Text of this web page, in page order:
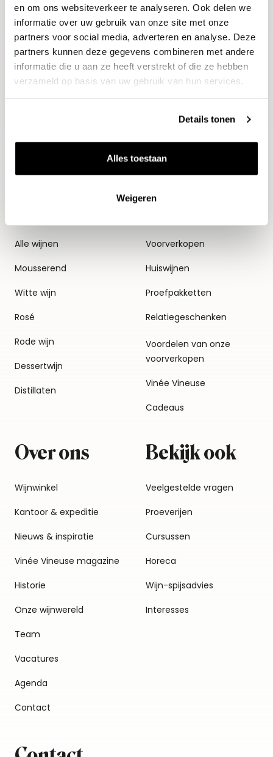
en om ons websiteverkeer te analyseren. Ook delen we
informatie over uw gebruik van onze site met onze
partners voor social media, adverteren en analyse. Deze
partners kunnen deze gegevens combineren met andere
informatie die u aan ze heeft verstrekt of die ze hebben
verzameld op basis van uw gebruik van hun services.
Details tonen
Alles toestaan
Weigeren
E-mailadres
Aanmelden
Alle wijnen
Mousserend
Witte wijn
Rosé
Rode wijn
Dessertwijn
Distillaten
Thema's
Voorverkopen
Huiswijnen
Proefpakketten
Relatiegeschenken
Voordelen van onze
voorverkopen
Vinée Vineuse
Cadeaus
Over ons
Wijnwinkel
Kantoor & expeditie
Nieuws & inspiratie
Vinée Vineuse magazine
Historie
Onze wijnwereld
Team
Vacatures
Agenda
Contact
Bekijk ook
Veelgestelde vragen
Proeverijen
Cursussen
Horeca
Wijn-spijsadvies
Interesses